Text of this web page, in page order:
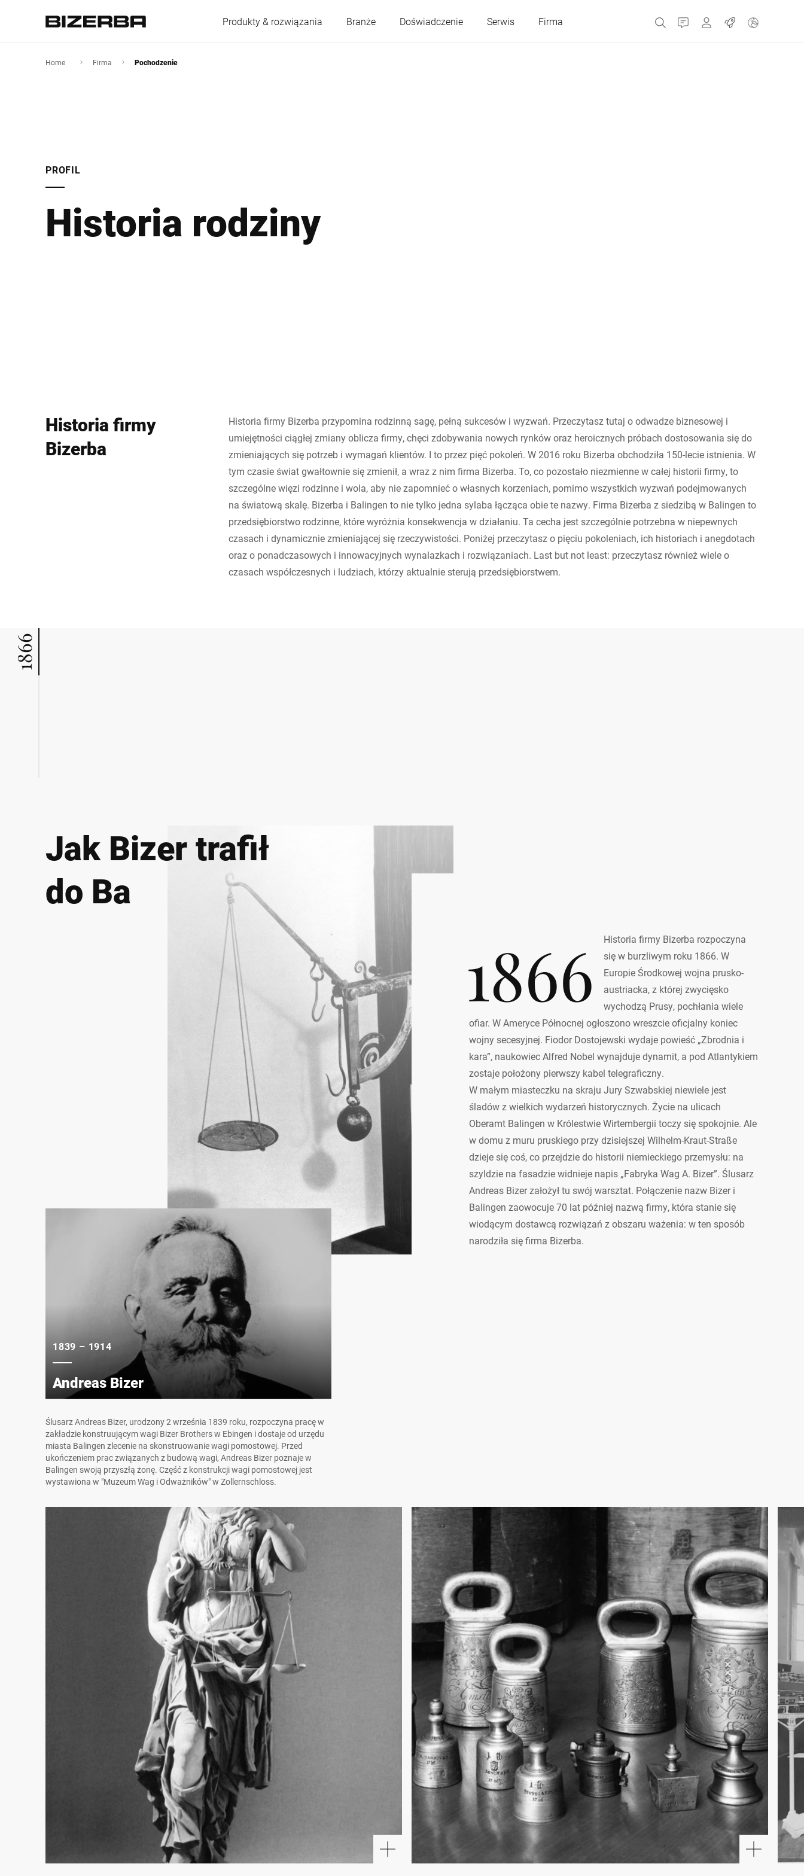
Produkty & rozwiązania Branże Doświadczenie Serwis Firma Kontakt MyBizerba
Praca
Polska
Azja
Australia
Home Firma Pochodzenie
PROFIL
Historia rodziny
Historia firmy
Bizerba
Historia firmy Bizerba przypomina rodzinną sagę, pełną sukcesów i wyzwań. Przeczytasz tutaj o odwadze biznesowej i
umiejętności ciągłej zmiany oblicza firmy, chęci zdobywania nowych rynków oraz heroicznych próbach dostosowania się do
zmieniających się potrzeb i wymagań klientów. I to przez pięć pokoleń. W 2016 roku Bizerba obchodziła 150-lecie istnienia. W
tym czasie świat gwałtownie się zmienił, a wraz z nim firma Bizerba. To, co pozostało niezmienne w całej historii firmy, to
szczególne więzi rodzinne i wola, aby nie zapomnieć o własnych korzeniach, pomimo wszystkich wyzwań podejmowanych
na światową skalę. Bizerba i Balingen to nie tylko jedna sylaba łącząca obie te nazwy. Firma Bizerba z siedzibą w Balingen to
przedsiębiorstwo rodzinne, które wyróżnia konsekwencja w działaniu. Ta cecha jest szczególnie potrzebna w niepewnych
czasach i dynamicznie zmieniającej się rzeczywistości. Poniżej przeczytasz o pięciu pokoleniach, ich historiach i anegdotach
oraz o ponadczasowych i innowacyjnych wynalazkach i rozwiązaniach. Last but not least: przeczytasz również wiele o
czasach współczesnych i ludziach, którzy aktualnie sterują przedsiębiorstwem.
1866
Jak Bizer trafił
do Ba
1866
Historia firmy Bizerba rozpoczyna
się w burzliwym roku 1866. W
Europie Środkowej wojna prusko-
austriacka, z której zwycięsko
wychodzą Prusy, pochłania wiele
ofiar. W Ameryce Północnej ogłoszono wreszcie oficjalny koniec
wojny secesyjnej. Fiodor Dostojewski wydaje powieść „Zbrodnia i
kara”, naukowiec Alfred Nobel wynajduje dynamit, a pod Atlantykiem
zostaje położony pierwszy kabel telegraficzny.
W małym miasteczku na skraju Jury Szwabskiej niewiele jest
śladów z wielkich wydarzeń historycznych. Życie na ulicach
Oberamt Balingen w Królestwie Wirtembergii toczy się spokojnie. Ale
w domu z muru pruskiego przy dzisiejszej Wilhelm-Kraut-Straße
dzieje się coś, co przejdzie do historii niemieckiego przemysłu: na
szyldzie na fasadzie widnieje napis „Fabryka Wag A. Bizer”. Ślusarz
Andreas Bizer założył tu swój warsztat. Połączenie nazw Bizer i
Balingen zaowocuje 70 lat później nazwą firmy, która stanie się
wiodącym dostawcą rozwiązań z obszaru ważenia: w ten sposób
narodziła się firma Bizerba.
1839 – 1914
Andreas Bizer
Ślusarz Andreas Bizer, urodzony 2 września 1839 roku, rozpoczyna pracę w
zakładzie konstruującym wagi Bizer Brothers w Ebingen i dostaje od urzędu
miasta Balingen zlecenie na skonstruowanie wagi pomostowej. Przed
ukończeniem prac związanych z budową wagi, Andreas Bizer poznaje w
Balingen swoją przyszłą żonę. Część z konstrukcji wagi pomostowej jest
wystawiona w "Muzeum Wag i Odważników" w Zollernschloss.